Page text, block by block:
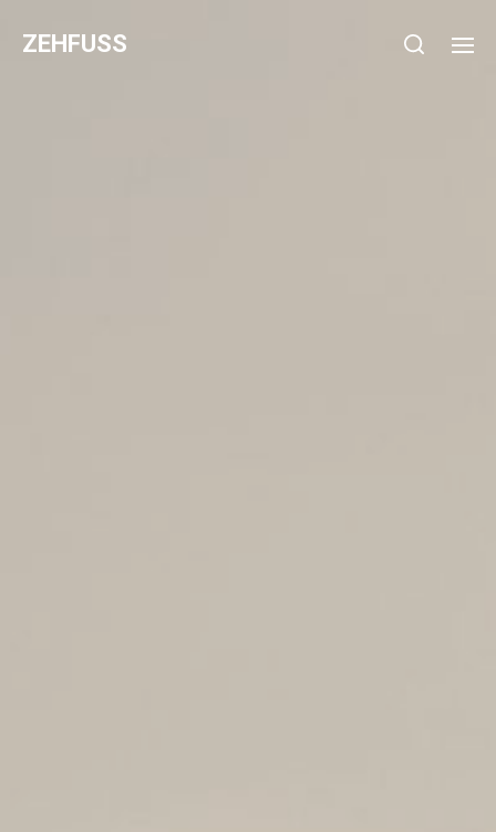
ZEHFUSS